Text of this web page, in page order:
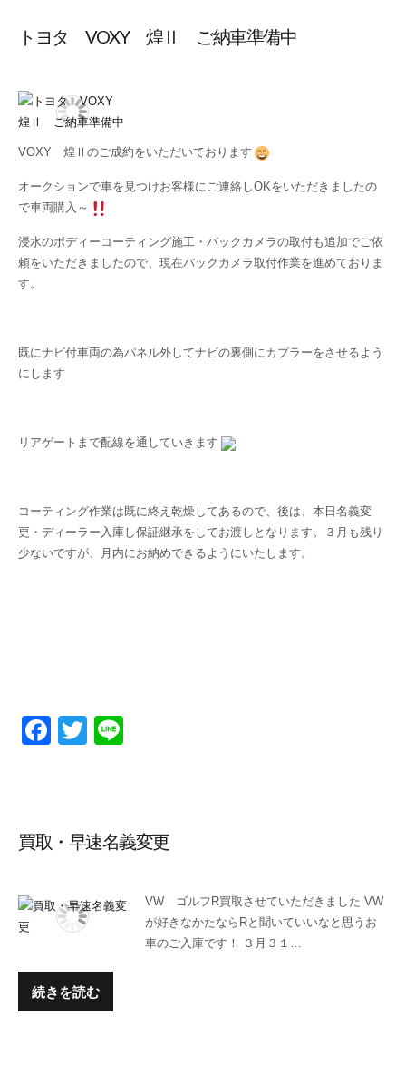
トヨタ VOXY 煌Ⅱ ご納車準備中
VOXY 煌Ⅱのご成約をいただいております
オークションで車を見つけお客様にご連絡しOKをいただきましたの
で車両購入～
浸水のボディーコーティング施工・バックカメラの取付も追加でご依
頼をいただきましたので、現在バックカメラ取付作業を進めておりま
す。
既にナビ付車両の為パネル外してナビの裏側にカプラーをさせるよう
にします
リアゲートまで配線を通していきます
コーティング作業は既に終え乾燥してあるので、後は、本日名義変
更・ディーラー入庫し保証継承をしてお渡しとなります。３月も残り
少ないですが、月内にお納めできるようにいたします。
F
b
o
k
T
買取・早速名義変更
VW ゴルフR買取させていただきました VW
が好きなかたならRと聞いていいなと思うお
車のご入庫です！ ３月３１…
続きを読む